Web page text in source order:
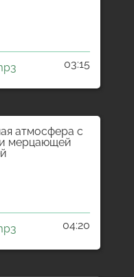
03:15
атмосфера с
мерцающей
04:20